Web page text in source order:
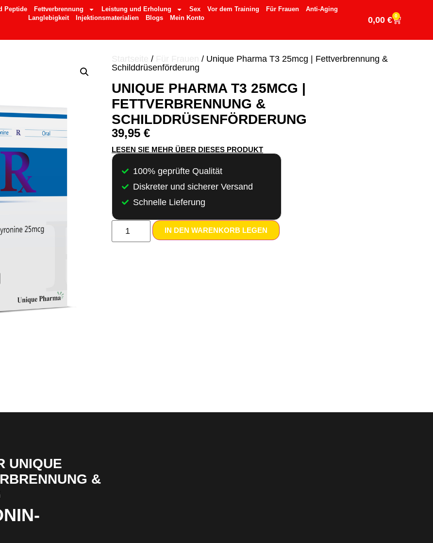
Peptide Fettverbrennung Leistung und Erholung Sex Vor dem Training Für Frauen
Anti-Aging
Langlebigkeit
Injektionsmaterialien Blogs Mein Konto 0,00 € 0
/
/ Unique Pharma T3 25mcg | Fettverbrennung &
Schilddrüsenförderung
UNIQUE PHARMA T3 25MCG |
FETTVERBRENNUNG &
SCHILDDRÜSENFÖRDERUNG
39,95 €
LESEN SIE MEHR ÜBER DIESES PRODUKT
100% geprüfte Qualität
Diskreter und sicherer Versand
Schnelle Lieferung
IN DEN WARENKORB LEGEN
UNIQUE
&